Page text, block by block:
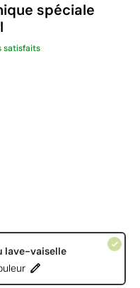
spéciale
satisfaits
lave-vaiselle